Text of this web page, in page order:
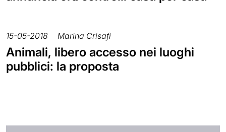
15-05-2018 Marina Crisafi
Animali, libero accesso nei luoghi
pubblici: la proposta